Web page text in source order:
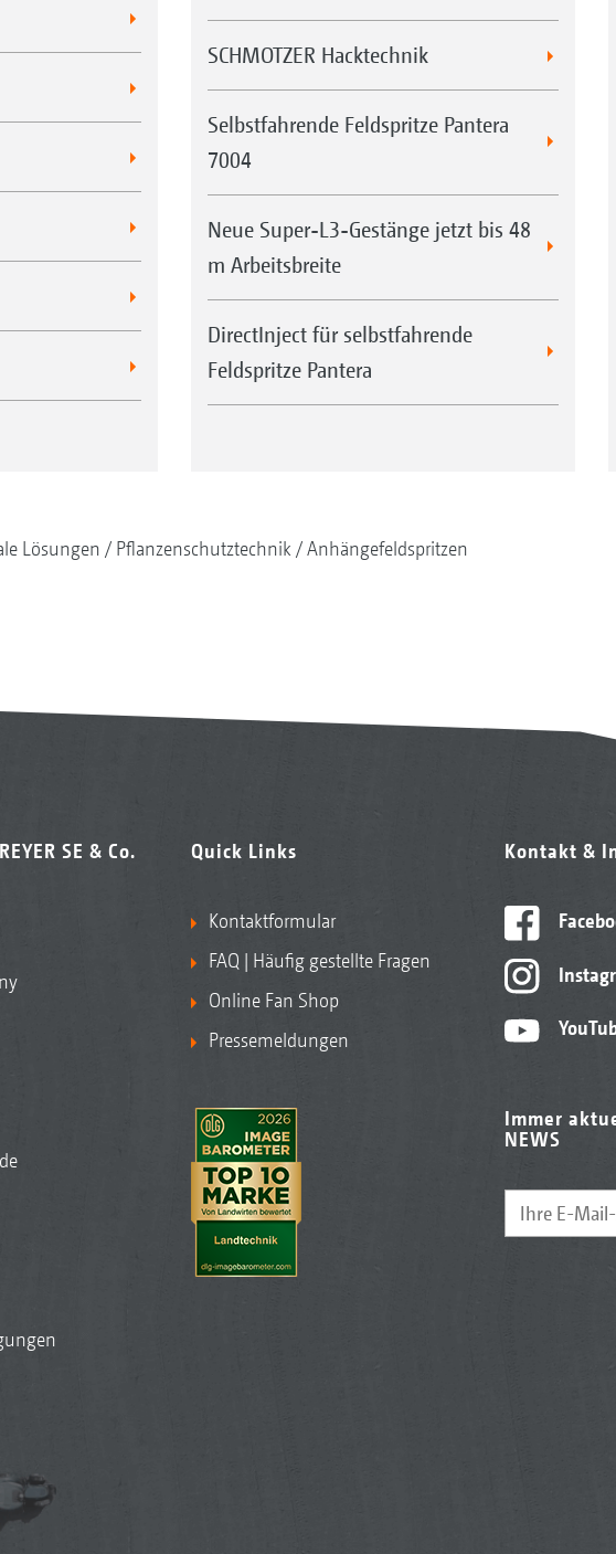
SCHMOTZER Hacktechnik
Selbstfahrende Feldspritze Pantera
7004
Neue Super-L3-Gestänge jetzt bis 48
m Arbeitsbreite
DirectInject für selbstfahrende
Feldspritze Pantera
Lösungen Pflanzenschutztechnik Anhängefeldspritzen
SE & Co.
Quick Links
Kontaktformular
FAQ | Häufig gestellte Fragen
Online Fan Shop
Pressemeldungen
Kontakt &
Immer
NEWS